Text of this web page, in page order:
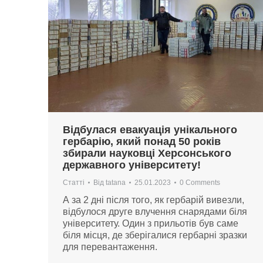
Відбулася евакуація унікального
гербарію, який понад 50 років
збирали науковці Херсонського
державного університету!
Статті Від tatana 25.01.2023 0 Comments
А за 2 дні після того, як гербарій вивезли,
відбулося друге влучення снарядами біля
університету. Один з прильотів був саме
біля місця, де зберігалися гербарні зразки
для перевантаження.